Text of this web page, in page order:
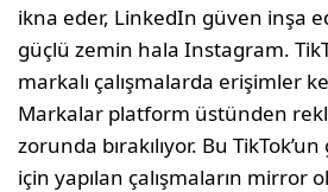
ikna eder, LinkedIn güven inşa
güçlü zemin hala Instagram.
markalı çalışmalarda erişimler
Markalar platform üstünden
zorunda bırakılıyor. Bu
için yapılan çalışmaların mirror